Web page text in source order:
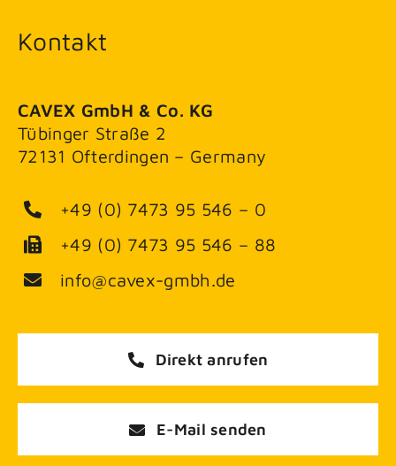
Kontakt
CAVEX GmbH & Co. KG
Tübinger Straße 2
72131 Ofterdingen – Germany
+49 (0) 7473 95 546 – 0
+49 (0) 7473 95 546 – 88
info@cavex-gmbh.de
Direkt anrufen
E-Mail senden